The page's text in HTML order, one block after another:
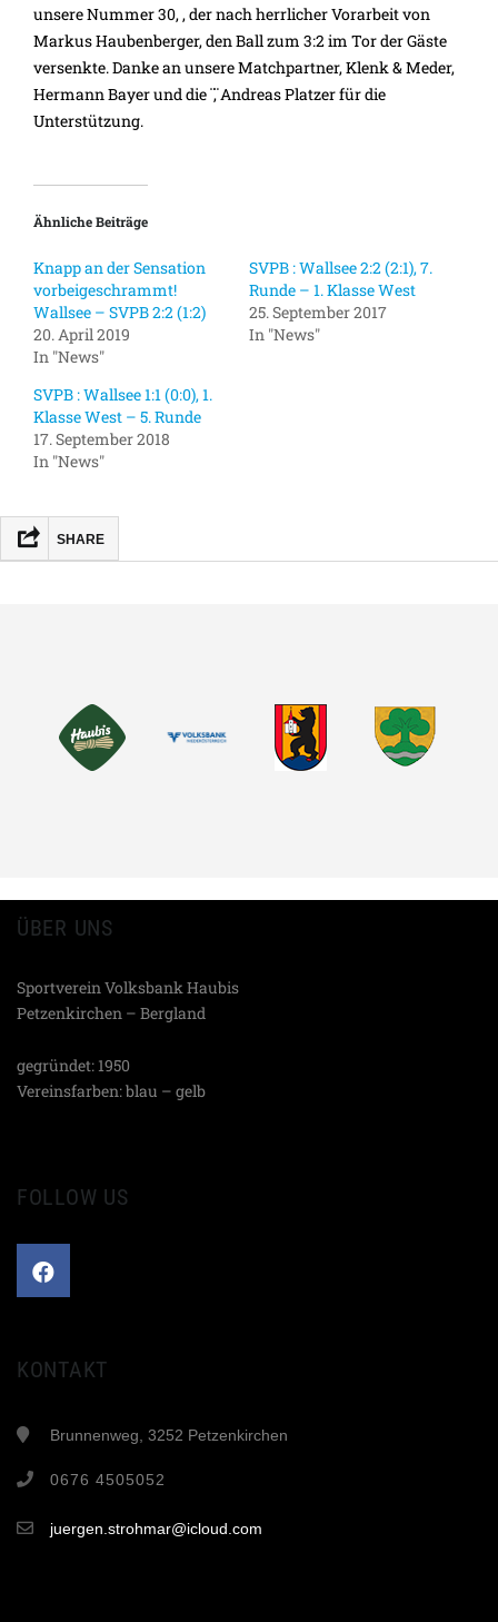
unsere Nummer 30, , der nach herrlicher Vorarbeit von
Markus Haubenberger, den Ball zum 3:2 im Tor der Gäste
versenkte. Danke an unsere Matchpartner, Klenk & Meder,
Hermann Bayer und die ̈ ̈, Andreas Platzer für die
Unterstützung.
Ähnliche Beiträge
Knapp an der Sensation
vorbeigeschrammt!
Wallsee – SVPB 2:2 (1:2)
20. April 2019
In "News"
SVPB : Wallsee 2:2 (2:1), 7.
Runde – 1. Klasse West
25. September 2017
In "News"
SVPB : Wallsee 1:1 (0:0), 1.
Klasse West – 5. Runde
17. September 2018
In "News"
SHARE
TEILEN
ÜBER UNS
Sportverein Volksbank Haubis
Petzenkirchen – Bergland
gegründet: 1950
Vereinsfarben: blau – gelb
FOLLOW US
KONTAKT
Brunnenweg, 3252 Petzenkirchen
0676 4505052
juergen.strohmar@icloud.com